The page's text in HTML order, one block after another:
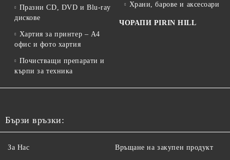
Празни CD, DVD и Blu-ray
дискове
Хартия за принтер – A4
офис и фото хартия
Почистващи препарати и
кърпи за техника
Храни, барове и аксесоари
ЧОРАПИ PIRIN HILL
Бързи връзки:
За Нас Връщане на закупен продукт